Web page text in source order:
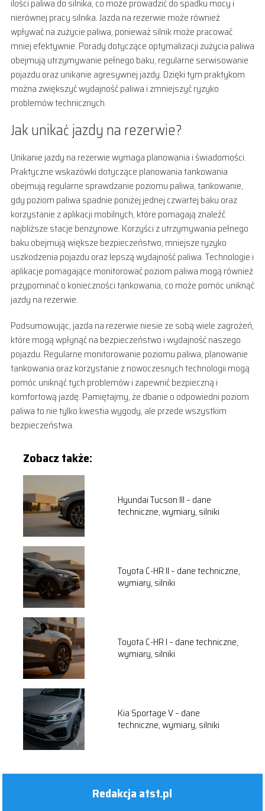
ilości paliwa do silnika, co może prowadzić do spadku mocy i
nierównej pracy silnika. Jazda na rezerwie może również
wpływać na zużycie paliwa, ponieważ silnik może pracować
mniej efektywnie. Porady dotyczące optymalizacji zużycia paliwa
obejmują utrzymywanie pełnego baku, regularne serwisowanie
pojazdu oraz unikanie agresywnej jazdy. Dzięki tym praktykom
można zwiększyć wydajność paliwa i zmniejszyć ryzyko
problemów technicznych.
Jak unikać jazdy na rezerwie?
Unikanie jazdy na rezerwie wymaga planowania i świadomości.
Praktyczne wskazówki dotyczące planowania tankowania
obejmują regularne sprawdzanie poziomu paliwa, tankowanie,
gdy poziom paliwa spadnie poniżej jednej czwartej baku oraz
korzystanie z aplikacji mobilnych, które pomagają znaleźć
najbliższe stacje benzynowe. Korzyści z utrzymywania pełnego
baku obejmują większe bezpieczeństwo, mniejsze ryzyko
uszkodzenia pojazdu oraz lepszą wydajność paliwa. Technologie i
aplikacje pomagające monitorować poziom paliwa mogą również
przypominać o konieczności tankowania, co może pomóc uniknąć
jazdy na rezerwie.
Podsumowując, jazda na rezerwie niesie ze sobą wiele zagrożeń,
które mogą wpłynąć na bezpieczeństwo i wydajność naszego
pojazdu. Regularne monitorowanie poziomu paliwa, planowanie
tankowania oraz korzystanie z nowoczesnych technologii mogą
pomóc uniknąć tych problemów i zapewnić bezpieczną i
komfortową jazdę. Pamiętajmy, że dbanie o odpowiedni poziom
paliwa to nie tylko kwestia wygody, ale przede wszystkim
bezpieczeństwa.
Zobacz także:
Hyundai Tucson III – dane
techniczne, wymiary, silniki
Toyota C-HR II – dane techniczne,
wymiary, silniki
Toyota C-HR I – dane techniczne,
wymiary, silniki
Kia Sportage V – dane
techniczne, wymiary, silniki
Redakcja atst.pl